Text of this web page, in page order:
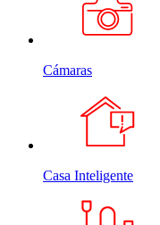
Cámaras
Casa Inteligente